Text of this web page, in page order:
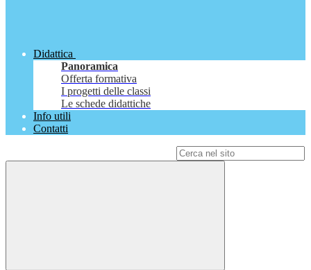
Didattica
Panoramica
Offerta formativa
I progetti delle classi
Le schede didattiche
Info utili
Contatti